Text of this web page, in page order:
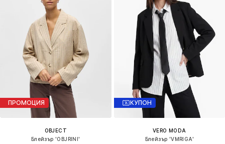
ПРОМОЦИЯ
OBJECT
Блейзър 'OBJRINI'
КУПОН
VERO MODA
Блейзър 'VMRIGA'